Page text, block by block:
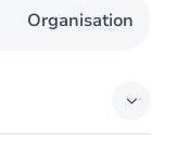
Organisation